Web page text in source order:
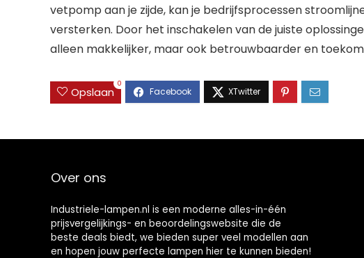
vetpomp aan je zijde, kan je bedrijfsprocessen
versterken. Door het inschakelen van de juiste
alleen makkelijker, maar ook betrouwbaarder en
Opslaan
0
Over ons
Industriele-lampen.nl is een moderne alles-in-één
prijsvergelijkings- en beoordelingswebsite die de
beste deals biedt, we bieden super veel modellen aan
en hopen jouw perfecte lampen hier te kunnen bieden!